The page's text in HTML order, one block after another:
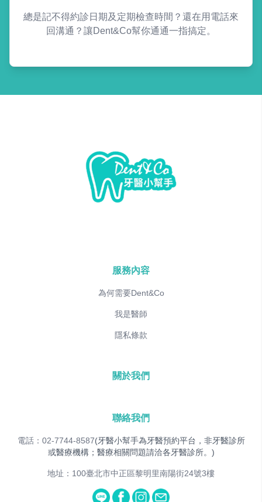
總是記不得約診日期及定期檢查時間？還在用電話來
回溝通？讓Dent&Co幫你通通一指搞定。
服務內容
為何需要Dent&Co
我是醫師
隱私條款
關於我們
聯絡我們
電話：02-7744-8587(牙醫小幫手為牙醫預約平台，非牙醫診所
或醫療機構；醫療相關問題請洽各牙醫診所。)
地址：100臺北市中正區黎明里南陽街24號3樓